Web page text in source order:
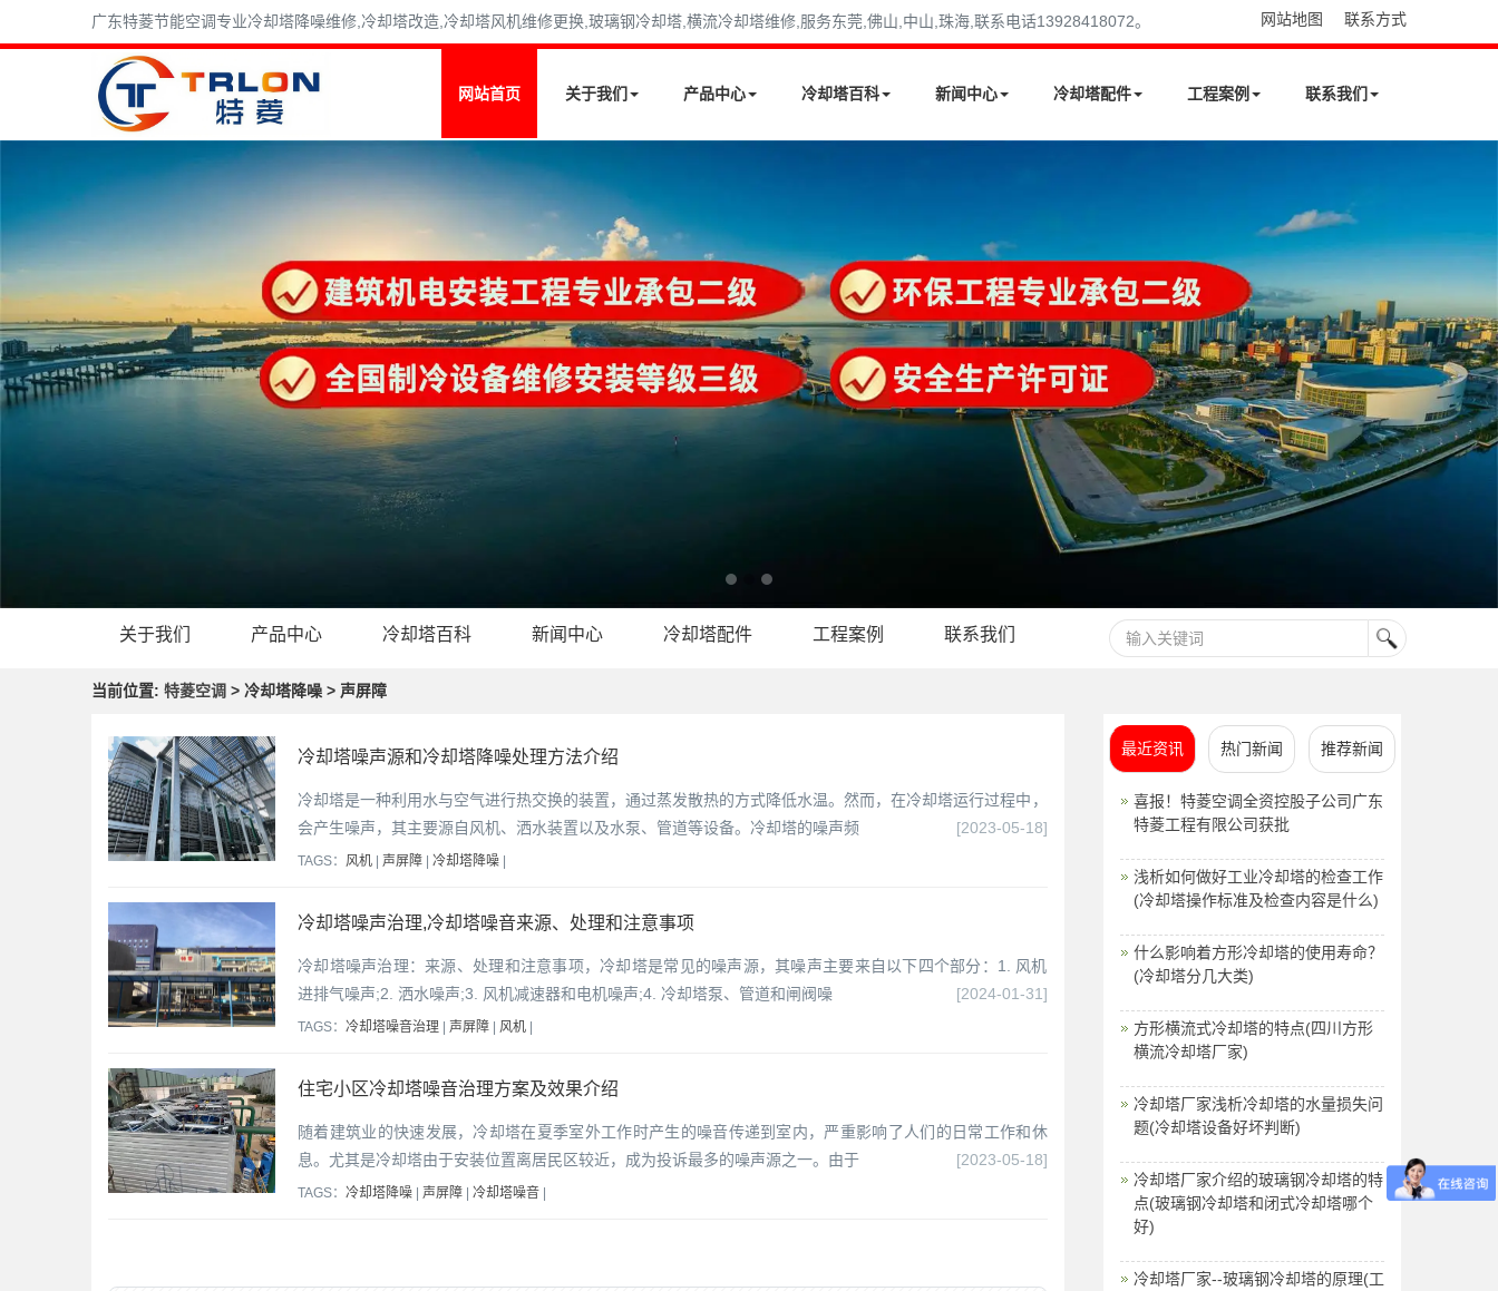
广东特菱节能空调专业冷却塔降噪维修,冷却塔改造,冷却塔风机维修更换,玻璃钢冷却塔,横流冷却塔维修,服务东莞,佛山,中山,珠海,联系电话13928418072。 网站地图 联系方式
网站首页 关于我们 产品中心 冷却塔百科 新闻中心 冷却塔配件 工程案例 联系我们
关于我们 产品中心 冷却塔百科 新闻中心 冷却塔配件 工程案例 联系我们
当前位置: 特菱空调 > 冷却塔降噪 > 声屏障
冷却塔噪声源和冷却塔降噪处理方法介绍
冷却塔是一种利用水与空气进行热交换的装置，通过蒸发散热的方式降低水温。然而，在冷却塔运行过程中，
会产生噪声，其主要源自风机、洒水装置以及水泵、管道等设备。冷却塔的噪声频
[2023-05-18]
TAGS： 风机 | 声屏障 | 冷却塔降噪 |
冷却塔噪声治理,冷却塔噪音来源、处理和注意事项
冷却塔噪声治理：来源、处理和注意事项，冷却塔是常见的噪声源，其噪声主要来自以下四个部分：1. 风机
进排气噪声;2. 洒水噪声;3. 风机减速器和电机噪声;4. 冷却塔泵、管道和闸阀噪
[2024-01-31]
TAGS： 冷却塔噪音治理 | 声屏障 | 风机 |
住宅小区冷却塔噪音治理方案及效果介绍
随着建筑业的快速发展，冷却塔在夏季室外工作时产生的噪音传递到室内，严重影响了人们的日常工作和休
息。尤其是冷却塔由于安装位置离居民区较近，成为投诉最多的噪声源之一。由于
[2023-05-18]
TAGS： 冷却塔降噪 | 声屏障 | 冷却塔噪音 |
最近资讯 热门新闻 推荐新闻
喜报！特菱空调全资控股子公司广东
特菱工程有限公司获批
浅析如何做好工业冷却塔的检查工作
(冷却塔操作标准及检查内容是什么)
什么影响着方形冷却塔的使用寿命？
(冷却塔分几大类)
方形横流式冷却塔的特点(四川方形
横流冷却塔厂家)
冷却塔厂家浅析冷却塔的水量损失问
题(冷却塔设备好坏判断)
冷却塔厂家介绍的玻璃钢冷却塔的特
点(玻璃钢冷却塔和闭式冷却塔哪个
好)
冷却塔厂家--玻璃钢冷却塔的原理(工